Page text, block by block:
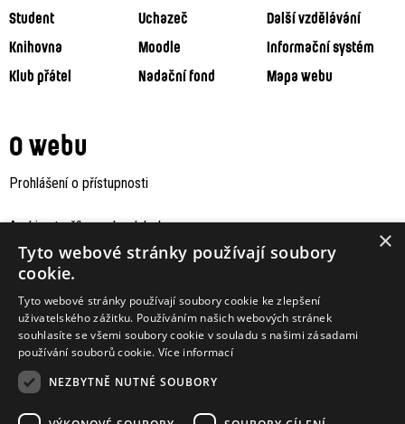
Student
Uchazeč
Další vzdělávání
Knihovna
Moodle
Informační systém
Klub přátel
Nadační fond Mapa webu
O webu
Prohlášení o přístupnosti
Archiv staršího webu Jaboku ×
Tyto webové stránky používají soubory
cookie.
Tyto webové stránky používají soubory cookie ke zlepšení
uživatelského zážitku. Používáním našich webových stránek
souhlasíte se všemi soubory cookie v souladu s našimi zásadami
používání souborů cookie. Více informací
NEZBYTNĚ NUTNÉ SOUBORY